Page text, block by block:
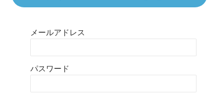
メールアドレス
パスワード